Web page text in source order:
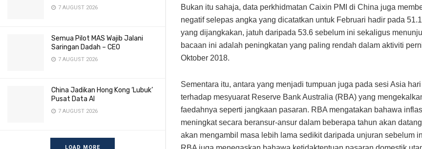
7 AUGUST 2026
Semua Pilot MAS Wajib Jalani
Saringan Dadah – CEO
7 AUGUST 2026
China Jadikan Hong Kong ‘Lubuk’
Pusat Data AI
7 AUGUST 2026
LOAD MORE
Bukan itu sahaja, data perkhidmatan Caixin PMI di China juga
negatif selepas angka yang dicatatkan untuk Februari hadir pada
yang dijangkakan, jatuh daripada 53.6 sebelum ini sekaligus
bacaan ini adalah peningkatan yang paling rendah dalam aktiviti
Oktober 2018.
Sementara itu, antara yang menjadi tumpuan juga pada sesi Asia
terhadap mesyuarat Reserve Bank Australia (RBA) yang
faedahnya seperti jangkaan pasaran. RBA mengatakan bahawa
meningkat secara beransur-ansur dalam beberapa tahun akan
akan mengambil masa lebih lama sedikit daripada unjuran sebelum